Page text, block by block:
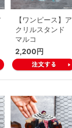
【ワンピース】ア
クリルスタンド
マルコ
2,200円